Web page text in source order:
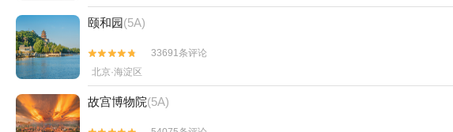
颐和园(5A)


33691条评论
北京·海淀区
故宫博物院(5A)